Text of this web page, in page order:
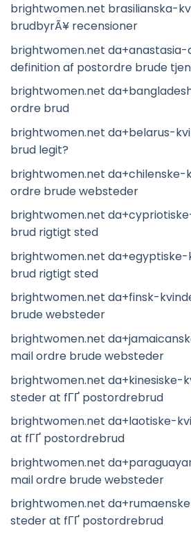
brightwomen.net brasilianska-
brudbyrÃ¥ recensioner
brightwomen.net
definition af postordre brude
brightwomen.net
ordre brud
brightwomen.net da+belarus-
brud legit?
brightwomen.net da+chilenske-
ordre brude websteder
brightwomen.net
brud rigtigt sted
brightwomen.net
brud rigtigt sted
brightwomen.net da+finsk-
brude websteder
brightwomen.net
mail ordre brude websteder
brightwomen.net da+kinesiske-
steder at fГҐ postordrebrud
brightwomen.net da+laotiske-
at fГҐ postordrebrud
brightwomen.net
mail ordre brude websteder
brightwomen.net
steder at fГҐ postordrebrud